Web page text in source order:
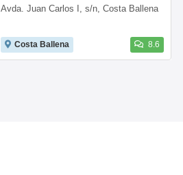
Avda. Juan Carlos I, s/n, Costa Ballena
Costa Ballena 8.6